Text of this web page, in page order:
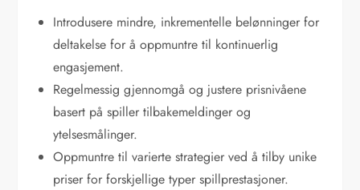
Introdusere mindre, inkrementelle belønninger for
deltakelse for å oppmuntre til kontinuerlig
engasjement.
Regelmessig gjennomgå og justere prisnivåene
basert på spiller tilbakemeldinger og
ytelsesmålinger.
Oppmuntre til varierte strategier ved å tilby unike
priser for forskjellige typer spillprestasjoner.